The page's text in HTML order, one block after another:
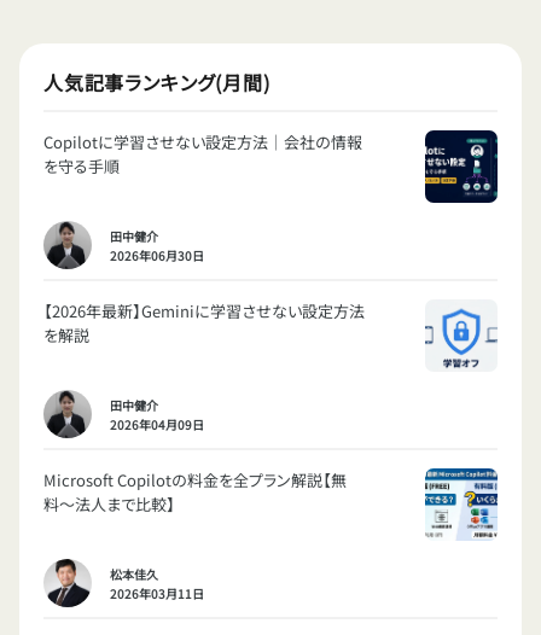
人気記事ランキング(月間)
Copilotに学習させない設定方法｜会社の情報
を守る手順
田中健介
2026年06月30日
【2026年最新】Geminiに学習させない設定方法
を解説
田中健介
2026年04月09日
Microsoft Copilotの料金を全プラン解説【無
料〜法人まで比較】
松本佳久
2026年03月11日